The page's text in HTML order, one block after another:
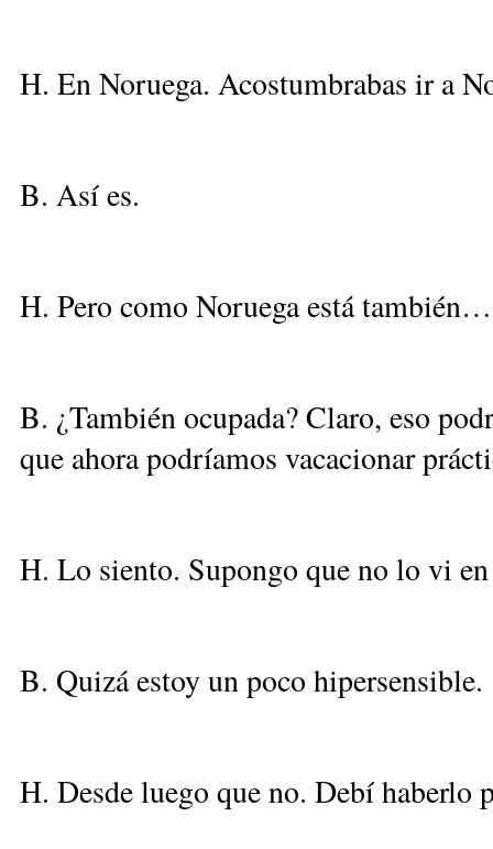
H. En Noruega. Acostumbrabas ir a
B. Así es.
H. Pero como Noruega está
B. ¿También ocupada? Claro, eso
que ahora podríamos vacacionar
H. Lo siento. Supongo que no lo vi
B. Quizá estoy un poco hipersensible.
H. Desde luego que no. Debí haberlo